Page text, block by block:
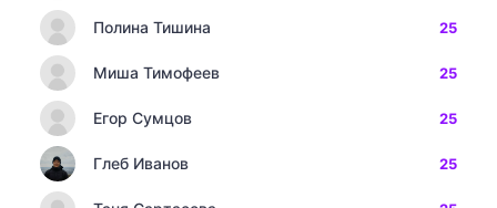
Полина Тишина 25
Миша Тимофеев 25
Егор Сумцов 25
Глеб Иванов 25